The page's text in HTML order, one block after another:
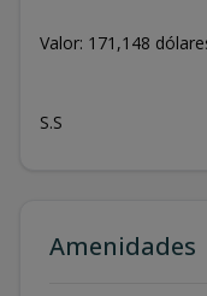
Valor: 171,148
S.S
Amenidades